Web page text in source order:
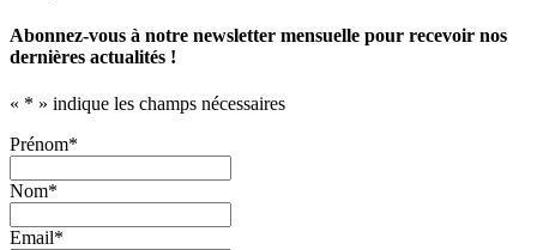
Abonnez-vous à notre newsletter mensuelle pour recevoir nos
dernières actualités !
« * » indique les champs nécessaires
Prénom*
Nom*
Email*